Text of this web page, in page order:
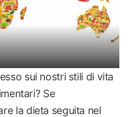
sui nostri stili di vita
Se
la dieta seguita nel